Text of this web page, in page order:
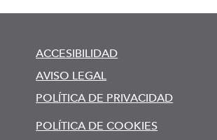
ACCESIBILIDAD
AVISO LEGAL
POLÍTICA DE PRIVACIDAD
POLÍTICA DE COOKIES